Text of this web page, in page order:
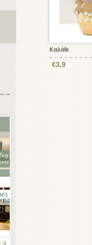
Καλάθι
€3,9